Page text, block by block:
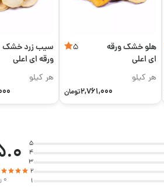
هلو خشک ورقه
ای اعلی
5
هر کیلو
2,761,000تومان
سیب زرد خشک
ورقه ای اعلی
هر کیلو
5
4
3
2
1
0 رای